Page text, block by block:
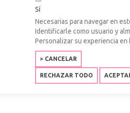
Sí
Necesarias para navegar en
Identificarle como usuario y
Personalizar su experiencia en
> CANCELAR
RECHAZAR TODO